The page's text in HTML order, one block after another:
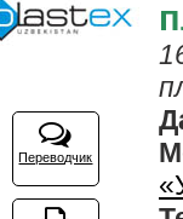
Переводчик